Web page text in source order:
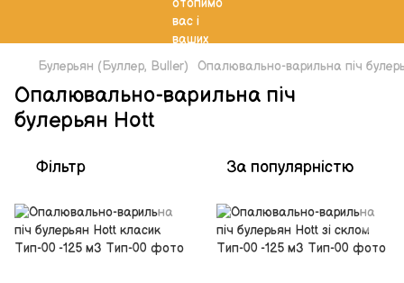
Булерьян (Буллер, Buller) Опалювально-варильна піч
Опалювально-варильна піч
булерьян Hott
Фільтр За популярністю